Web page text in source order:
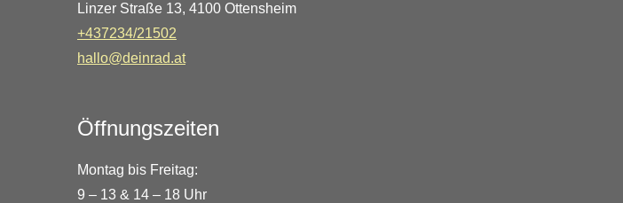
Linzer Straße 13, 4100 Ottensheim
+437234/21502
hallo@deinrad.at
Öffnungszeiten
Montag bis Freitag:
9 – 13 & 14 – 18 Uhr